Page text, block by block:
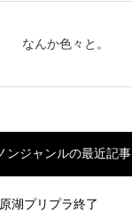
なんか色々と。
ンジャンルの最近記事
湖プリプラ終了